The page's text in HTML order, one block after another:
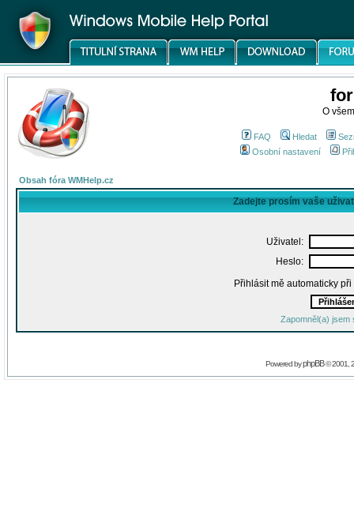
O
FAQ Hledat
Osobní nastavení
Obsah fóra WMHelp.cz
Zadejte prosím vaše
Uživatel:
Heslo:
Přihlásit mě automaticky
Zapomněl(a) jsem
Powered byphpBB© 2001,